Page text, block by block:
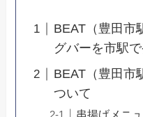
BEAT（豊田
グバーを市駅
BEAT（豊田市
ついて
串揚げメニ